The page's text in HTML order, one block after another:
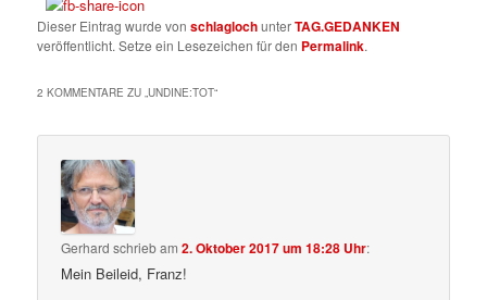
Dieser Eintrag wurde vonschlaglochunterTAG.GEDANKEN
veröffentlicht. Setze ein Lesezeichen für den Permalink.
2 KOMMENTARE ZU „UNDINE:TOT“
Gerhard schriebam2. Oktober 2017 um 18:28 Uhr:
Mein Beileid, Franz!